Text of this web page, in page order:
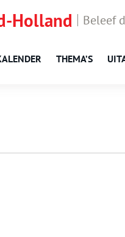
Holland Beleef
THEMA’S